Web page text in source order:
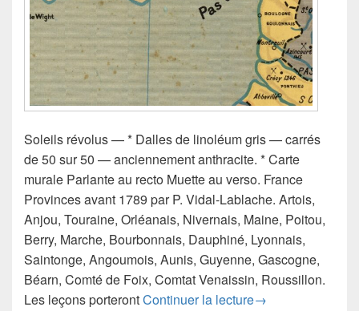
Soleils révolus — * Dalles de linoléum gris — carrés
de 50 sur 50 — anciennement anthracite. * Carte
murale Parlante au recto Muette au verso. France
Provinces avant 1789 par P. Vidal-Lablache. Artois,
Anjou, Touraine, Orléanais, Nivernais, Maine, Poitou,
Berry, Marche, Bourbonnais, Dauphiné, Lyonnais,
Saintonge, Angoumois, Aunis, Guyenne, Gascogne,
Béarn, Comté de Foix, Comtat Venaissin, Roussillon.
Les leçons porterontContinuer la lecture#LVME #04 |
→